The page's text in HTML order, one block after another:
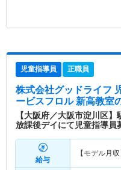
児童指導員 正職員
株式会社グッドライフ
ービスフロル 新高教室
【大阪府／大阪市淀川区
放課後デイにて児童指導員
給与
【モデル月収